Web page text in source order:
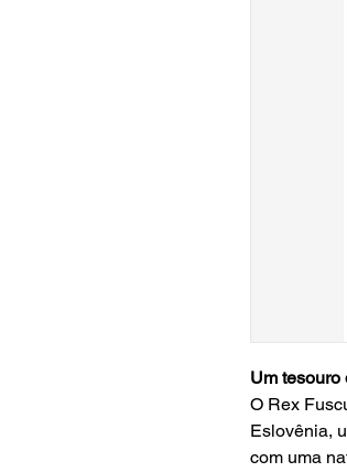
Um
O Rex
Eslovênia,
com uma